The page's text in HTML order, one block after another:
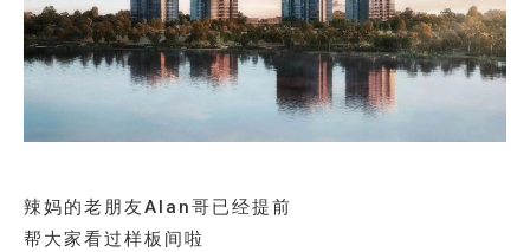
辣妈的老朋友Alan哥已经提前
帮大家看过样板间啦